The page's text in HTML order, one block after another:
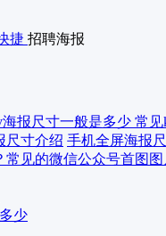
捷 招聘海报
海报尺寸一般是多少 常
手机全屏海报
少